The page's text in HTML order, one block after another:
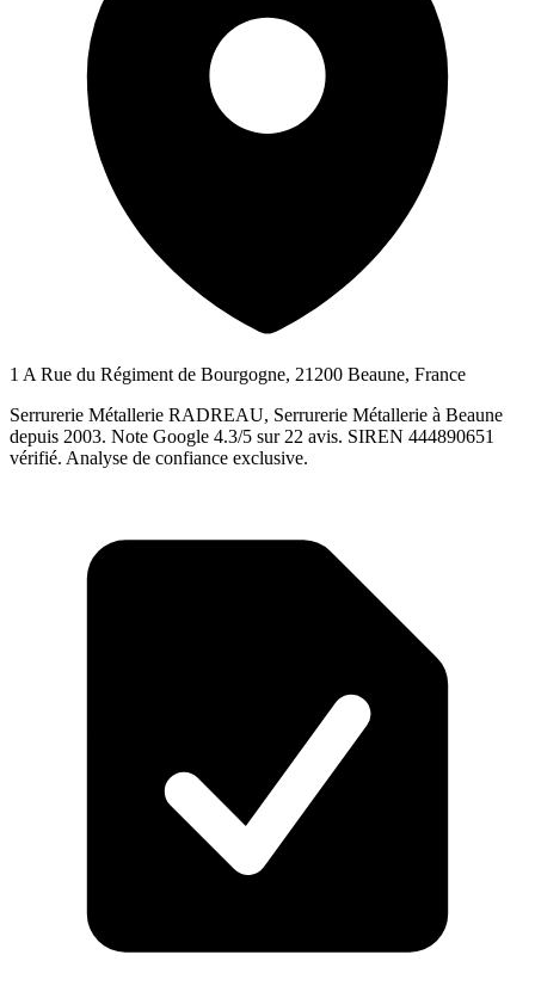
1 A Rue du Régiment de Bourgogne, 21200 Beaune, France
Serrurerie Métallerie RADREAU, Serrurerie Métallerie à Beaune
depuis 2003. Note Google 4.3/5 sur 22 avis. SIREN 444890651
vérifié. Analyse de confiance exclusive.